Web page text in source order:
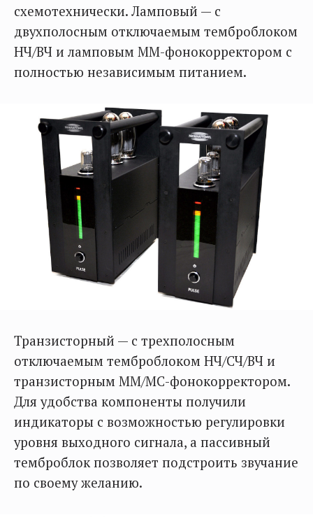
схемотехнически. Ламповый — с
двухполосным отключаемым темброблоком
НЧ/ВЧ и ламповым ММ-фонокорректором с
полностью независимым питанием.
Транзисторный — с трехполосным
отключаемым темброблоком НЧ/СЧ/ВЧ и
транзисторным MM/MC-фонокорректором.
Для удобства компоненты получили
индикаторы с возможностью регулировки
уровня выходного сигнала, а пассивный
темброблок позволяет подстроить звучание
по своему желанию.